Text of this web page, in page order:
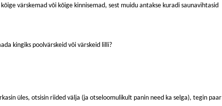
värskemad või kõige kinnisemad, sest muidu antakse kuradi saunavihtasid
kingiks poolvärskeid või värskeid lilli?
üles, otsisin riided välja (ja otseloomulikult panin need ka selga), tegin paar